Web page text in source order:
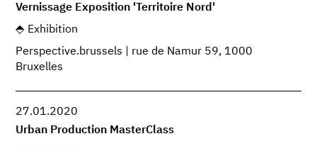
Vernissage Exposition 'Territoire Nord'
Exhibition
Perspective.brussels | rue de Namur 59, 1000
Bruxelles
27.01.2020
Urban Production MasterClass